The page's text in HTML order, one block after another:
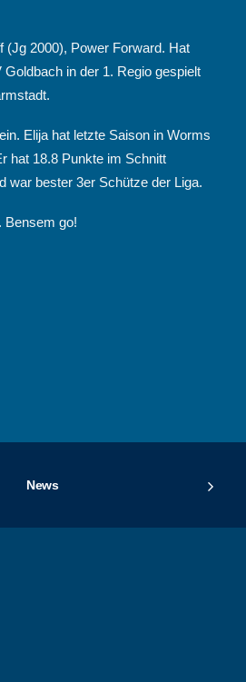
(Jg 2000), Power Forward. Hat
in der 1. Regio gespielt
Elija hat letzte Saison in Worms
hat 18.8 Punkte im Schnitt
war bester 3er Schütze der Liga.
Bensem go!
News